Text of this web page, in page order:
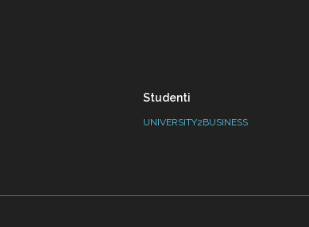
Studenti
UNIVERSITY2BUSINESS